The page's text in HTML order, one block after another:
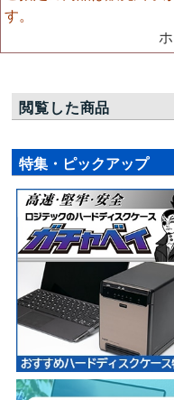
す。
閲覧した商品
特集・ピックアップ